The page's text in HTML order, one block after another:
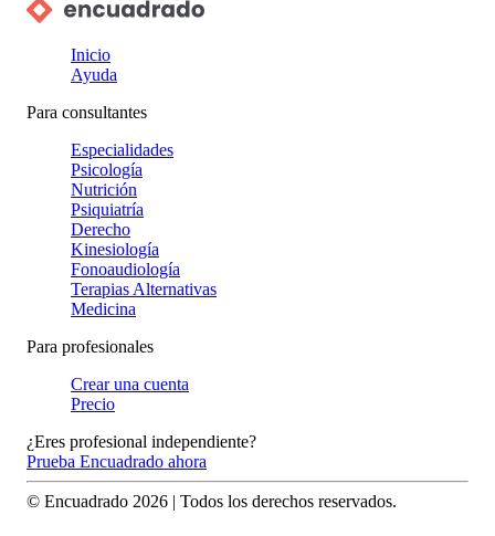
Inicio
Ayuda
Para consultantes
Especialidades
Psicología
Nutrición
Psiquiatría
Derecho
Kinesiología
Fonoaudiología
Terapias Alternativas
Medicina
Para profesionales
Crear una cuenta
Precio
¿Eres profesional independiente?
Prueba Encuadrado ahora
© Encuadrado 2026 | Todos los derechos reservados.